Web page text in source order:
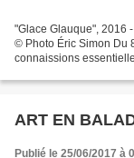
"Glace Glauque", 2016
© Photo Éric Simon Du
connaissions
ART EN
Publié le 25/06/2017 à